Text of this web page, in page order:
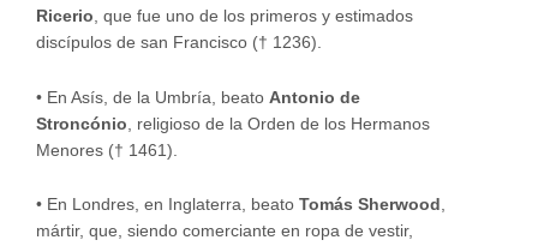
Ricerio , que fue uno de los primeros y estimados
discípulos de san Francisco († 1236).
• En Asís, de la Umbría, beato Antonio de
Stroncónio , religioso de la Orden de los Hermanos
Menores († 1461).
• En Londres, en Inglaterra, beato Tomás Sherwood ,
mártir, que, siendo comerciante en ropa de vestir,